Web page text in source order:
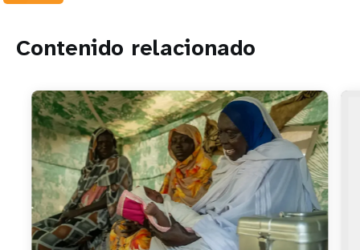
Contenido relacionado